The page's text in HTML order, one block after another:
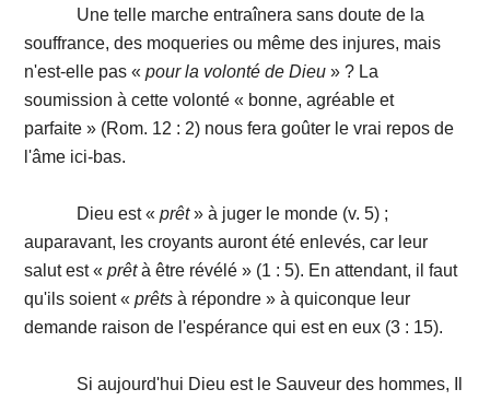
Une telle marche entraînera sans doute de la
souffrance, des moqueries ou même des injures, mais
n'est-elle pas «pour la volonté de Dieu » ? La
soumission à cette volonté « bonne, agréable et
parfaite » (Rom. 12 : 2) nous fera goûter le vrai repos de
l'âme ici-bas.
Dieu est «prêt» à juger le monde (v. 5) ;
auparavant, les croyants auront été enlevés, car leur
salut est «prêtà être révélé » (1 : 5). En attendant, il faut
qu'ils soient «prêts à répondre » à quiconque leur
demande raison de l'espérance qui est en eux (3 : 15).
Si aujourd'hui Dieu est le Sauveur des hommes, Il